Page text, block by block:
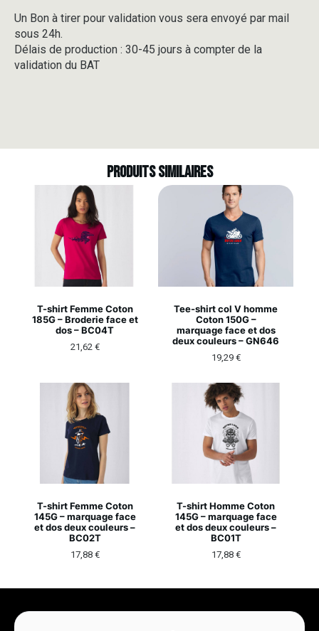
Un Bon à tirer pour validation vous sera envoyé par mail
sous 24h.
Délais de production : 30-45 jours à compter de la
validation du BAT
Produits similaires
T-shirt Femme Coton
185G – Broderie face et
dos – BC04T
21,62 €
Tee-shirt col V homme
Coton 150G –
marquage face et dos
deux couleurs – GN646
19,29 €
T-shirt Femme Coton
145G – marquage face
et dos deux couleurs –
BC02T
17,88 €
T-shirt Homme Coton
145G – marquage face
et dos deux couleurs –
BC01T
17,88 €